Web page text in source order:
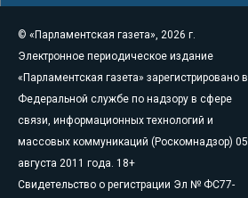
© «Парламентская газета», 2026 г.
Электронное периодическое издание
«Парламентская газета» зарегистрировано в
Федеральной службе по надзору в сфере
связи, информационных технологий и
массовых коммуникаций (Роскомнадзор) 05
августа 2011 года. 18+
Свидетельство о регистрации Эл № ФС77-